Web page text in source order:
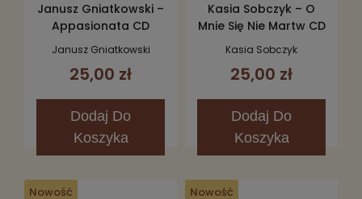
Janusz Gniatkowski –
Appasionata CD
Janusz Gniatkowski
25,00 zł
Dodaj Do
Koszyka
Kasia Sobczyk – O
Mnie Się Nie Martw CD
Kasia Sobczyk
25,00 zł
Dodaj Do
Koszyka
Nowość Nowość